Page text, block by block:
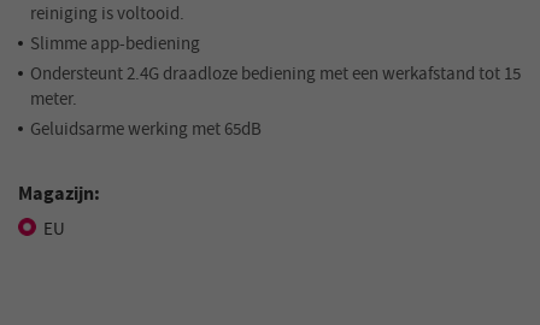
reiniging is voltooid.
Slimme app-bediening
Ondersteunt 2.4G draadloze bediening met een werkafstand tot 15
meter.
Geluidsarme werking met 65dB
Magazijn:
EU